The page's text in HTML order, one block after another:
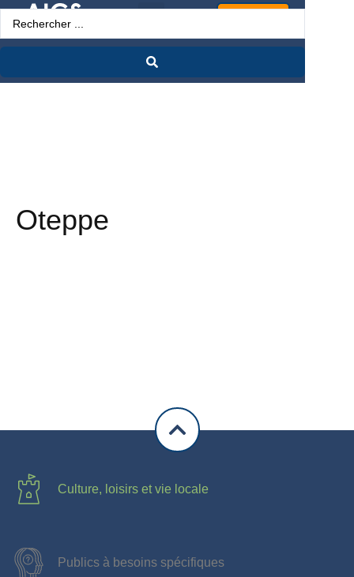
Oteppe
Culture, loisirs et vie locale
Publics à besoins spécifiques